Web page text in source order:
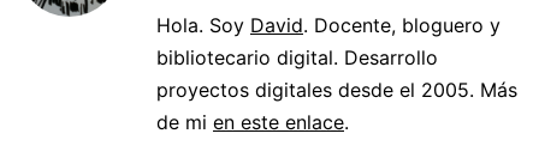
Hola. Soy David. Docente, bloguero y
bibliotecario digital. Desarrollo
proyectos digitales desde el 2005. Más
de mi en este enlace.